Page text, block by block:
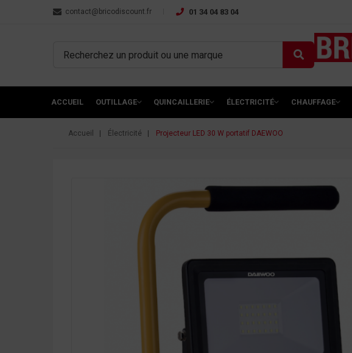
contact@bricodiscount.fr 01 34 04 83 04
ACCUEIL OUTILLAGE QUINCAILLERIE ÉLECTRICITÉ CHAUFFAGE
Accueil Électricité Projecteur LED 30 W portatif DAEWOO